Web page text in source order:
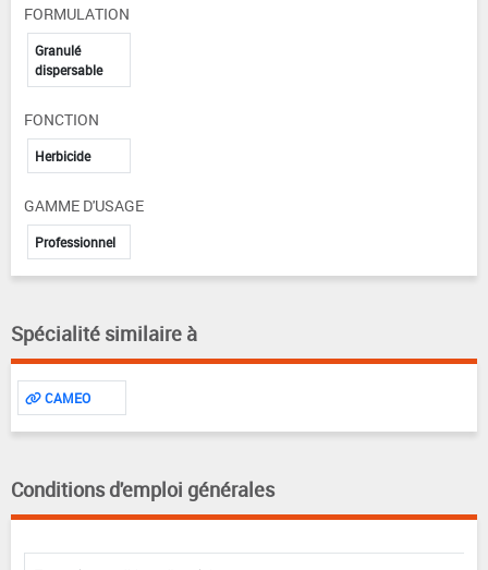
FORMULATION
Granulé
dispersable
FONCTION
Herbicide
GAMME D'USAGE
Professionnel
Spécialité similaire à
CAMEO
Conditions d'emploi générales